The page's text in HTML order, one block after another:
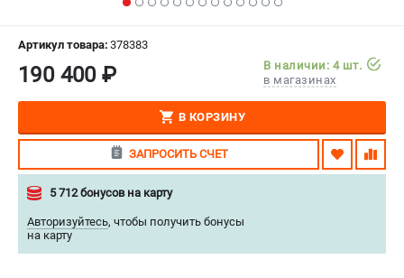
СЕРВИС
МАГАЗИНЫ
ИЗБРАННОЕ ( 0 )
( 0 )
ПОДДЕРЖКА
Сервисиный центр
Гарантия Stalex
Артикул товара: 378383
190 400 ₽
В наличии: 4 шт.
в магазинах
В КОРЗИНУ
ЗАПРОСИТЬ СЧЕТ
5 712 бонусов на карту
Авторизуйтесь, чтобы получить бонусы
на карту